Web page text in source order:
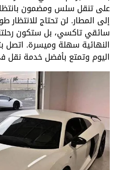
على تنقل سلس ومضمون
إلى المطار. لن تحتاج للانتظار
سائقي تاكسي، بل ستكون
النهائية سهلة وميسرة. اتصل
اليوم وتمتع بأفضل خدمة نقل